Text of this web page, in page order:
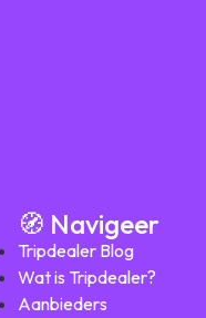
🧭 Navigeer
Tripdealer Blog
Wat is Tripdealer?
Aanbieders